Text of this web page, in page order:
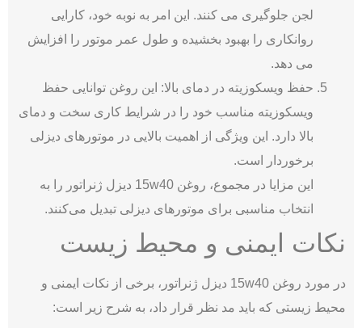
لجن جلوگیری می ‌کنند. این امر به نوبه خود، کارایی
روانکاری را بهبود بخشیده و طول عمر موتور را افزایش
می ‌دهد.
حفظ ویسکوزیته در دمای بالا: این روغن توانایی حفظ
ویسکوزیته مناسب خود را در شرایط کاری سخت و دمای
بالا دارد. این ویژگی از اهمیت بالایی در موتورهای دیزلی
برخوردار است.
این مزایا در مجموع، روغن 15w40 دیزل ژنراتور را به
انتخاب مناسبی برای موتورهای دیزلی تبدیل می‌کنند.
نکات ایمنی و محیط زیست
در مورد روغن 15w40 دیزل ژنراتور، برخی از نکات ایمنی و
محیط زیستی که باید مد نظر قرار داد، به شرح زیر است: